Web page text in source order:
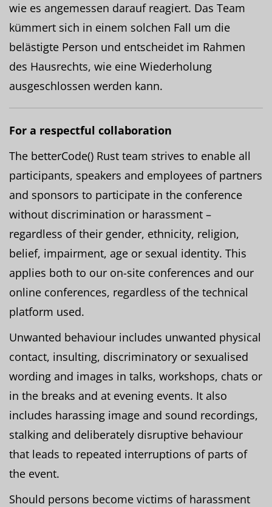
wie es angemessen darauf reagiert. Das Team
kümmert sich in einem solchen Fall um die
belästigte Person und entscheidet im Rahmen
des Hausrechts, wie eine Wiederholung
ausgeschlossen werden kann.
For a respectful collaboration
The betterCode() Rust team strives to enable all
participants, speakers and employees of partners
and sponsors to participate in the conference
without discrimination or harassment –
regardless of their gender, ethnicity, religion,
belief, impairment, age or sexual identity. This
applies both to our on-site conferences and our
online conferences, regardless of the technical
platform used.
Unwanted behaviour includes unwanted physical
contact, insulting, discriminatory or sexualised
wording and images in talks, workshops, chats or
in the breaks and at evening events. It also
includes harassing image and sound recordings,
stalking and deliberately disruptive behaviour
that leads to repeated interruptions of parts of
the event.
Should persons become victims of harassment